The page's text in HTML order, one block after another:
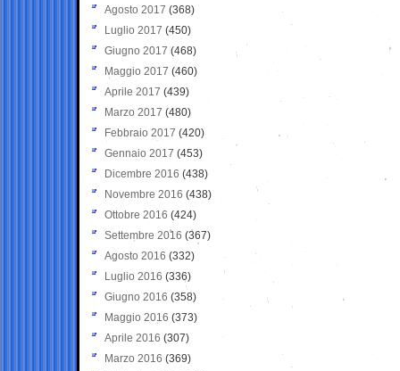
Agosto 2017 (368)
Luglio 2017 (450)
Giugno 2017 (468)
Maggio 2017 (460)
Aprile 2017 (439)
Marzo 2017 (480)
Febbraio 2017 (420)
Gennaio 2017 (453)
Dicembre 2016 (438)
Novembre 2016 (438)
Ottobre 2016 (424)
Settembre 2016 (367)
Agosto 2016 (332)
Luglio 2016 (336)
Giugno 2016 (358)
Maggio 2016 (373)
Aprile 2016 (307)
Marzo 2016 (369)